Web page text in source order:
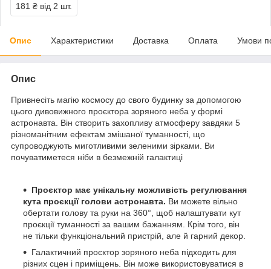
181 ₴ від 2 шт.
Опис Характеристики Доставка Оплата Умови
Опис
Привнесіть магію космосу до свого будинку за допомогою
цього дивовижного проєктора зоряного неба у формі
астронавта. Він створить захопливу атмосферу завдяки 5
різноманітним ефектам змішаної туманності, що
супроводжують миготливими зеленими зірками. Ви
почуватиметеся ніби в безмежній галактиці
Проєктор має унікальну можливість регулювання
кута проєкції голови астронавта. Ви можете вільно
обертати голову та руки на 360°, щоб налаштувати кут
проєкції туманності за вашим бажанням. Крім того, він
не тільки функціональний пристрій, але й гарний декор.
Галактичний проєктор зоряного неба підходить для
різних сцен і приміщень. Він може використовуватися в